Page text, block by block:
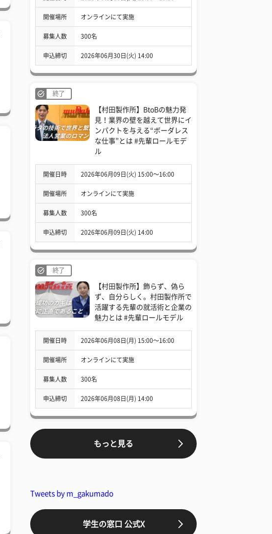
開催場所 オンラインにて実施
募集人数 300名
申込締切 2026年06月30日(火) 14:00
終了
【村田製作所】BtoBの魅力発
見！業界の壁を越えて世界にイ
ンパクトを与える“ボーダレス
な仕事”とは #先輩ロールモデ
ル
開催日時 2026年06月09日(火) 15:00〜16:00
開催場所 オンラインにて実施
募集人数 300名
申込締切 2026年06月09日(火) 14:00
終了
【村田製作所】飾らず、偽ら
ず、自分らしく。村田製作所で
活躍する先輩の就活術と企業の
魅力とは #先輩ロールモデル
開催日時 2026年06月08日(月) 15:00〜16:00
開催場所 オンラインにて実施
募集人数 300名
申込締切 2026年06月08日(月) 14:00
もっと見る
Tweets by m_gakumado
学生の窓口 公式X